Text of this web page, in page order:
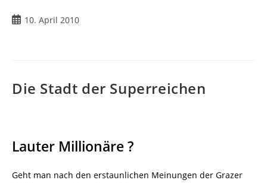
Beitrag10. April 2010
Die Stadt der Superreichen
Lauter Millionäre ?
Geht man nach den erstaunlichen Meinungen der Grazer